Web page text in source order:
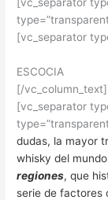
[vc_separator
ESCOCIA
[/
[vc_separator
dudas, la mayor
whisky del
regiones, que
serie de factores